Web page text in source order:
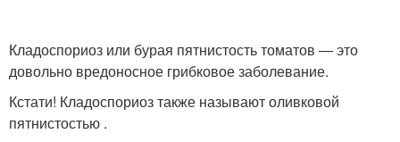
Кладоспориоз или бурая пятнистость томатов — это
довольно вредоносное грибковое заболевание.
Кстати! Кладоспориоз также называют оливковой
пятнистостью .